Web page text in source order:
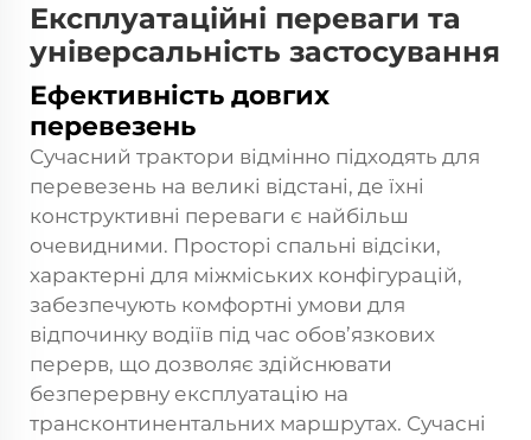
Експлуатаційні переваги та
універсальність застосування
Ефективність довгих
перевезень
Сучасний трактори відмінно підходять для
перевезень на великі відстані, де їхні
конструктивні переваги є найбільш
очевидними. Просторі спальні відсіки,
характерні для міжміських конфігурацій,
забезпечують комфортні умови для
відпочинку водіїв під час обов’язкових
перерв, що дозволяє здійснювати
безперервну експлуатацію на
трансконтинентальних маршрутах. Сучасні